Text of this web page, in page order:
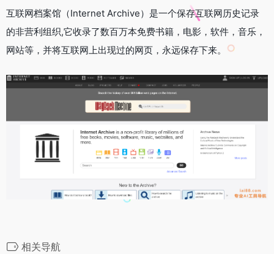
互联网档案馆（Internet Archive）是一个保存互联网历史记录
的非营利组织,它收录了数百万本免费书籍，电影，软件，音乐，
网站等，并将互联网上出现过的网页，永远保存下来。
相关导航